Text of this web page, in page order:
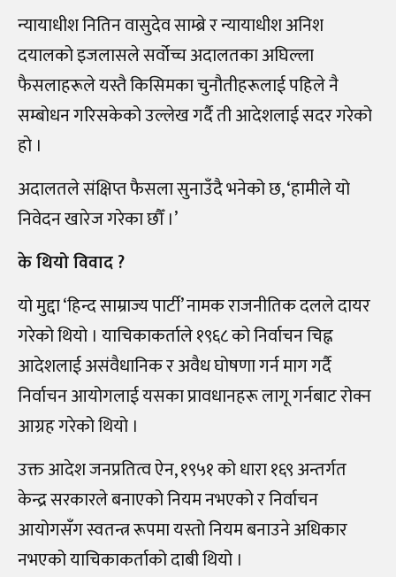
न्यायाधीश नितिन वासुदेव साम्ब्रे र न्यायाधीश अनिश
दयालको इजलासले सर्वोच्च अदालतका अघिल्ला
फैसलाहरूले यस्तै किसिमका चुनौतीहरूलाई पहिले नै
सम्बोधन गरिसकेको उल्लेख गर्दै ती आदेशलाई सदर गरेको
हो ।
अदालतले संक्षिप्त फैसला सुनाउँदै भनेको छ, ‘हामीले यो
निवेदन खारेज गरेका छौँ ।’
के थियो विवाद ?
यो मुद्दा ‘हिन्द साम्राज्य पार्टी’ नामक राजनीतिक दलले दायर
गरेको थियो । याचिकाकर्ताले १९६८ को निर्वाचन चिह्न
आदेशलाई असंवैधानिक र अवैध घोषणा गर्न माग गर्दै
निर्वाचन आयोगलाई यसका प्रावधानहरू लागू गर्नबाट रोक्न
आग्रह गरेको थियो ।
उक्त आदेश जनप्रतित्व ऐन, १९५१ को धारा १६९ अन्तर्गत
केन्द्र सरकारले बनाएको नियम नभएको र निर्वाचन
आयोगसँग स्वतन्त्र रूपमा यस्तो नियम बनाउने अधिकार
नभएको याचिकाकर्ताको दाबी थियो ।